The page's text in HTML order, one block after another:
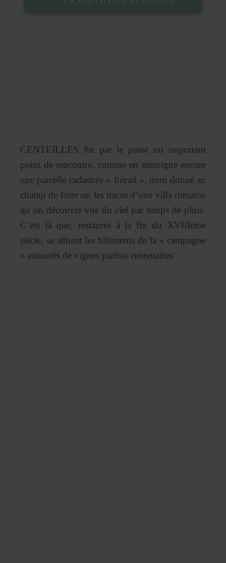
CENTEILLES fut par le passé un important
point de rencontre, comme en témoigne encore
une parcelle cadastrée « foirail », nom donné au
champ de foire ou les traces d’une villa romaine
qu’on découvre vue du ciel par temps de pluie.
C’est là que, restaurés à la fin du XVIIIème
siècle, se situent les bâtiments de la « campagne
» entourés de vignes parfois centenaires.